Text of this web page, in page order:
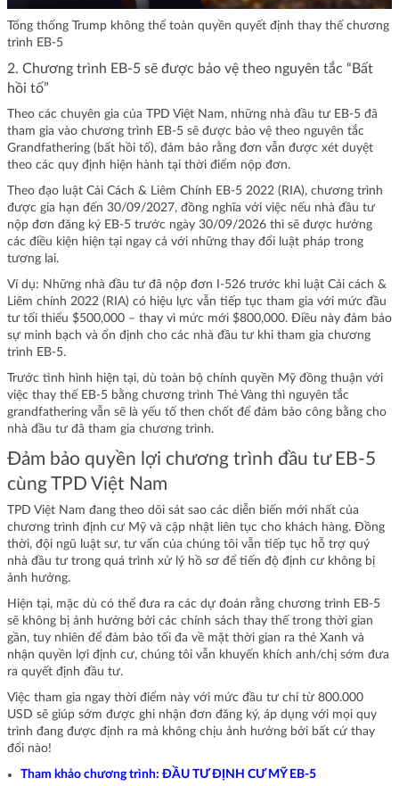
Tổng thống Trump không thể toàn quyền quyết định thay thế chương
trình EB-5
2. Chương trình EB-5 sẽ được bảo vệ theo nguyên tắc “Bất
hồi tố”
Theo các chuyên gia của TPD Việt Nam, những nhà đầu tư EB-5 đã
tham gia vào chương trình EB-5 sẽ được bảo vệ theo nguyên tắc
Grandfathering (bất hồi tố), đảm bảo rằng đơn vẫn được xét duyệt
theo các quy định hiện hành tại thời điểm nộp đơn.
Theo đạo luật Cải Cách & Liêm Chính EB-5 2022 (RIA), chương trình
được gia hạn đến 30/09/2027, đồng nghĩa với việc nếu nhà đầu tư
nộp đơn đăng ký EB-5 trước ngày 30/09/2026 thì sẽ được hưởng
các điều kiện hiện tại ngay cả với những thay đổi luật pháp trong
tương lai.
Ví dụ: Những nhà đầu tư đã nộp đơn I-526 trước khi luật Cải cách &
Liêm chính 2022 (RIA) có hiệu lực vẫn tiếp tục tham gia với mức đầu
tư tối thiểu $500,000 – thay vì mức mới $800,000. Điều này đảm bảo
sự minh bạch và ổn định cho các nhà đầu tư khi tham gia chương
trình EB-5.
Trước tình hình hiện tại, dù toàn bộ chính quyền Mỹ đồng thuận với
việc thay thế EB-5 bằng chương trình Thẻ Vàng thì nguyên tắc
grandfathering vẫn sẽ là yếu tố then chốt để đảm bảo công bằng cho
nhà đầu tư đã tham gia chương trình.
Đảm bảo quyền lợi chương trình đầu tư EB-5
cùng TPD Việt Nam
TPD Việt Nam đang theo dõi sát sao các diễn biến mới nhất của
chương trình định cư Mỹ và cập nhật liên tục cho khách hàng. Đồng
thời, đội ngũ luật sư, tư vấn của chúng tôi vẫn tiếp tục hỗ trợ quý
nhà đầu tư trong quá trình xử lý hồ sơ để tiến độ định cư không bị
ảnh hưởng.
Hiện tại, mặc dù có thể đưa ra các dự đoán rằng chương trình EB-5
sẽ không bị ảnh hưởng bởi các chính sách thay thế trong thời gian
gần, tuy nhiên để đảm bảo tối đa về mặt thời gian ra thẻ Xanh và
nhận quyền lợi định cư, chúng tôi vẫn khuyến khích anh/chị sớm đưa
ra quyết định đầu tư.
Việc tham gia ngay thời điểm này với mức đầu tư chỉ từ 800.000
USD sẽ giúp sớm được ghi nhận đơn đăng ký, áp dụng với mọi quy
trình đang được định ra mà không chịu ảnh hưởng bởi bất cứ thay
đổi nào!
Tham khảo chương trình: ĐẦU TƯ ĐỊNH CƯ MỸ EB-5